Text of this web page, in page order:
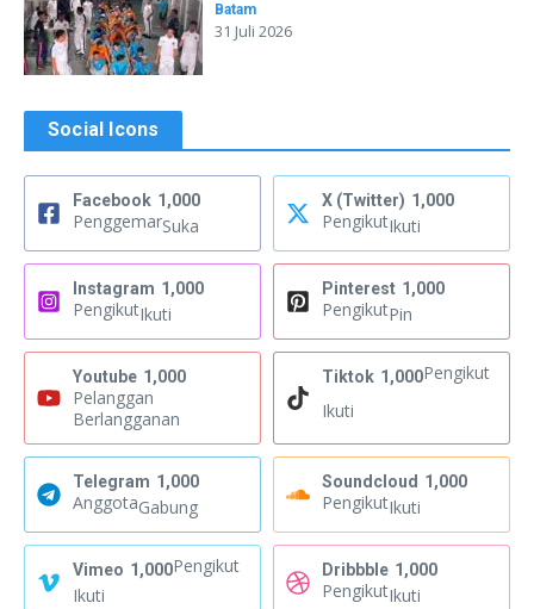
Batam
31 Juli 2026
Social Icons
Facebook 1,000
PenggemarSuka
X (Twitter) 1,000
PengikutIkuti
Instagram 1,000
PengikutIkuti
Pinterest 1,000
PengikutPin
Youtube 1,000
Pelanggan
Berlangganan
Tiktok 1,000Pengikut
Ikuti
Telegram 1,000
AnggotaGabung
Soundcloud 1,000
PengikutIkuti
Vimeo 1,000Pengikut
Ikuti
Dribbble 1,000
PengikutIkuti